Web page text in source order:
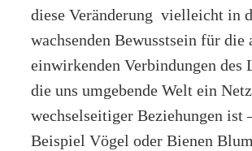
diese Veränderung vielleicht in
wachsenden Bewusstsein für die
einwirkenden Verbindungen des
die uns umgebende Welt ein Netz
wechselseitiger Beziehungen ist
Beispiel Vögel oder Bienen